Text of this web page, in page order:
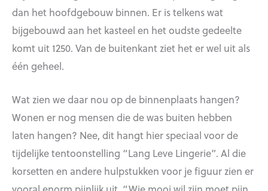
dan het hoofdgebouw binnen. Er is telkens wat
bijgebouwd aan het kasteel en het oudste gedeelte
komt uit 1250. Van de buitenkant ziet het er wel uit als
één geheel.
Wat zien we daar nou op de binnenplaats hangen?
Wonen er nog mensen die de was buiten hebben
laten hangen? Nee, dit hangt hier speciaal voor de
tijdelijke tentoonstelling “Lang Leve Lingerie”. Al die
korsetten en andere hulpstukken voor je figuur zien er